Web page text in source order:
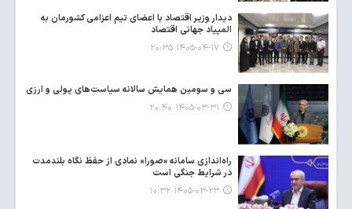
دیدار وزیر اقتصاد با اعضای تیم اعزامی کشورمان به
المپیاد جهانی اقتصاد
۱۴۰۵-۰۴-۱۷ ۲۰:۳۵
سی‌ و سومین همایش سالانه سیاست‌های پولی و ارزی
۱۴۰۵-۰۳-۳۱ ۲۰:۴۰
راه‌اندازی سامانه «صورا» نمادی از حفظ نگاه بلندمدت
در شرایط جنگی است
۱۴۰۵-۰۳-۲۳ ۱۰:۳۲